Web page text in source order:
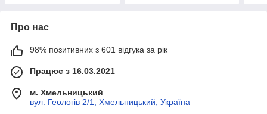
Про нас
98% позитивних з 601 відгука за рік
Працює з 16.03.2021
м. Хмельницький
вул. Геологів 2/1, Хмельницький, Україна